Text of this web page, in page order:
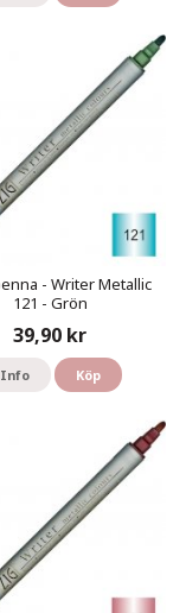
- Writer Metallic
121 - Grön
39,90 kr
Info Köp